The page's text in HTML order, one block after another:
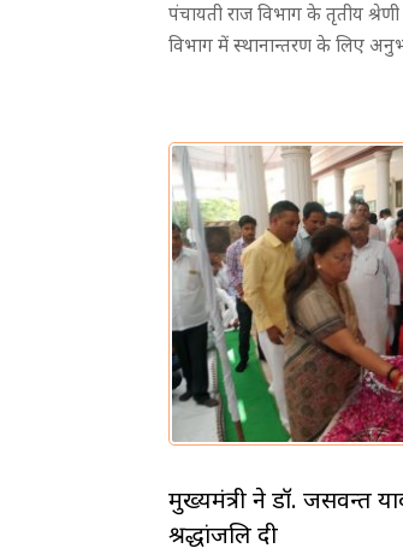
पंचायती राज विभाग के तृतीय
विभाग में स्थानान्तरण के लिए
मुख्यमंत्री ने डॉ. जसवन्त
श्रद्धांजलि दी